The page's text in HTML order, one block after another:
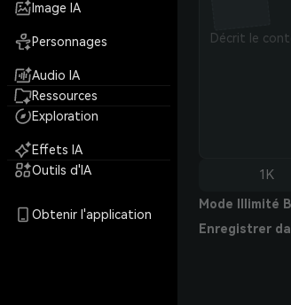
Image IA
Personnages
Audio IA
Ressources
Exploration
Effets IA
Outils d'IA
Obtenir l'application
1K
Mode Illimité
Enregistrer